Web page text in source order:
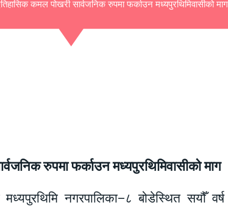
कमल पोखरी सार्वजनिक रुपमा फर्काउन मध्यपुरथिमिवासीको माग
रुपमा फर्काउन मध्यपुरथिमिवासीको माग
नगरपालिका–८ बोडेस्थित सयौँ वर्ष